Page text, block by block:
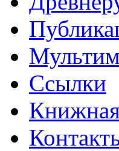
Ссылки